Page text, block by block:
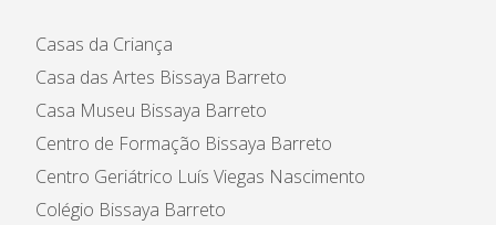
Casas da Criança
Casa das Artes Bissaya Barreto
Casa Museu Bissaya Barreto
Centro de Formação Bissaya Barreto
Centro Geriátrico Luís Viegas Nascimento
Colégio Bissaya Barreto